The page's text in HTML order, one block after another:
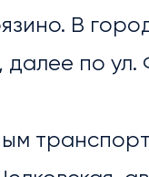
В
далее по